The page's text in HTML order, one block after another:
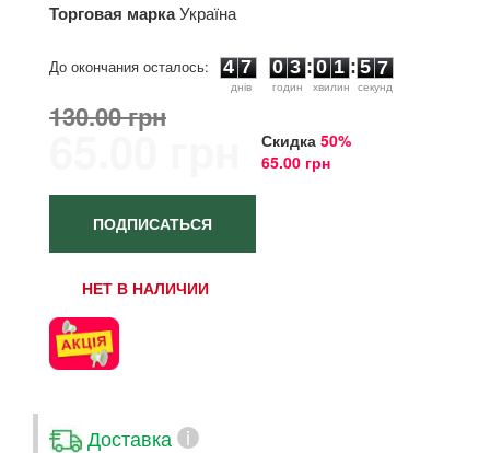
Торговая маркаУкраїна
До окончания осталось:
4 7
днiв
0 3
годин
: 0 1
хвилин
: 5 7
секунд
130.00 грн
65.00 грн Скидка 50%
65.00 грн
ПОДПИСАТЬСЯ
НЕТ В НАЛИЧИИ
Доставка i